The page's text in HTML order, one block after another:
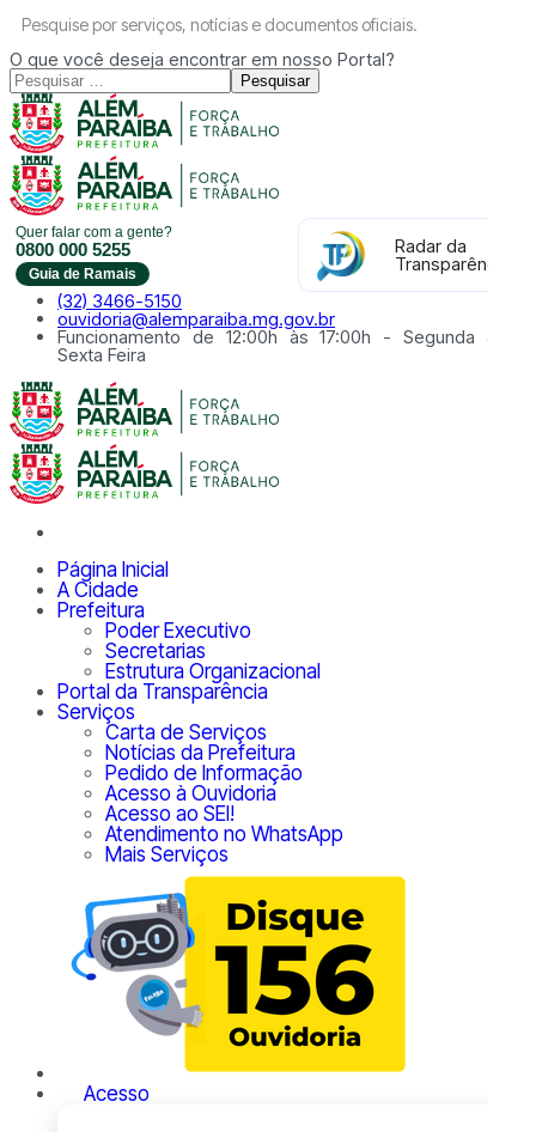
Pesquise por serviços, notícias e documentos oficiais.
O que você deseja encontrar em nosso Portal?
Pesquisar
Radar da
Transparência
Quer falar com a gente?
0800 000 5255
Guia de Ramais
(32) 3466-5150
ouvidoria@alemparaiba.mg.gov.br
Funcionamento de 12:00h às 17:00h - Segunda à
Sexta Feira
Página Inicial
A Cidade
Prefeitura
Poder Executivo
Secretarias
Estrutura Organizacional
Portal da Transparência
Serviços
Carta de Serviços
Notícias da Prefeitura
Pedido de Informação
Acesso à Ouvidoria
Acesso ao SEI!
Atendimento no WhatsApp
Mais Serviços
Acesso